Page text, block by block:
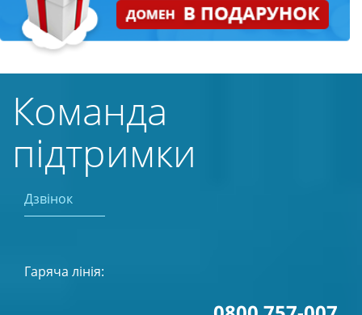
Команда
підтримки
Дзвінок
Гаряча лінія: